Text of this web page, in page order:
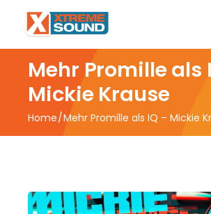
Mehr Promille als
Mickie Krause
Home Mehr Promille als IQ – Mickie